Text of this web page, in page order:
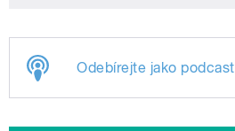
Odebírejte jako podcast